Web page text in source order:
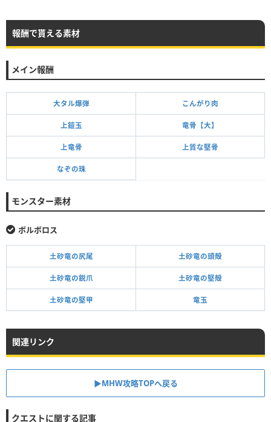
報酬で貰える素材
メイン報酬
大タル爆弾 こんがり肉
上鎧玉 竜骨【大】
上竜骨 上質な堅骨
なぞの珠
モンスター素材
ボルボロス
土砂竜の尻尾 土砂竜の頭殻
土砂竜の鋭爪 土砂竜の堅殻
土砂竜の堅甲 竜玉
関連リンク
▶MHW攻略TOPへ戻る
クエストに関する記事